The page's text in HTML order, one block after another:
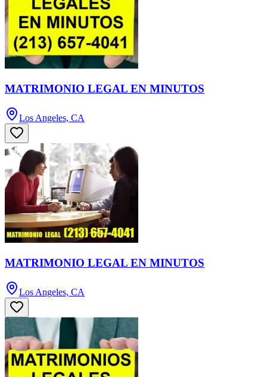
MATRIMONIO LEGAL EN MINUTOS
Los Angeles, CA
MATRIMONIO LEGAL EN MINUTOS
Los Angeles, CA